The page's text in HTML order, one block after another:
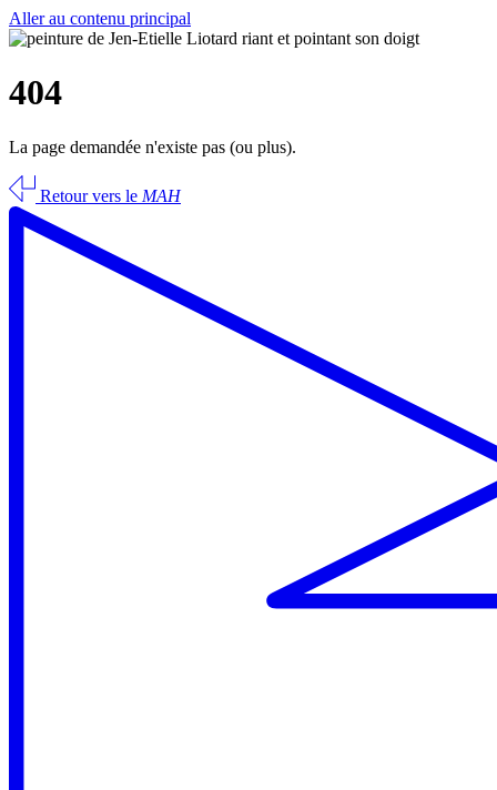
Aller au contenu principal
404
La page demandée n'existe pas (ou plus).
Retour vers le MAH